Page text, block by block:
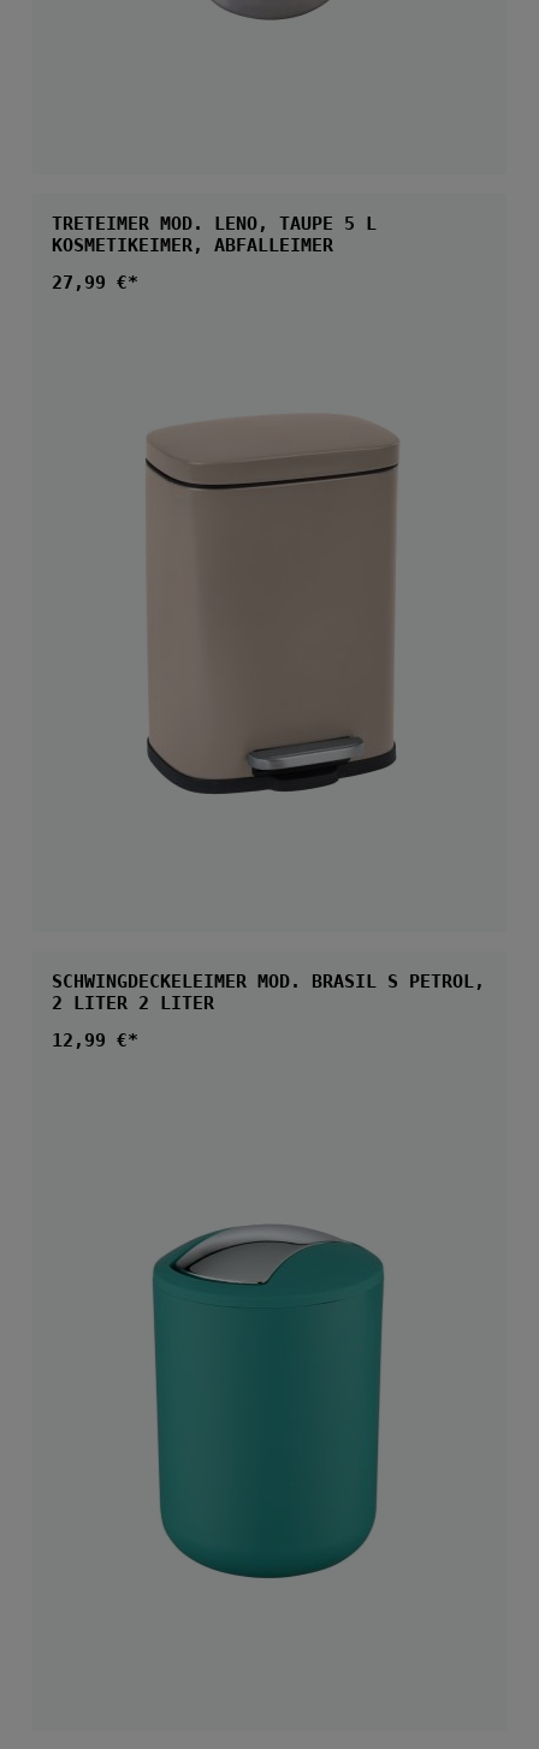
TRETEIMER MOD. LENO, TAUPE 5 L
KOSMETIKEIMER, ABFALLEIMER
Regulärer Preis:
27,99 €*
SCHWINGDECKELEIMER MOD. BRASIL S PETROL,
2 LITER 2 LITER
Regulärer Preis:
12,99 €*